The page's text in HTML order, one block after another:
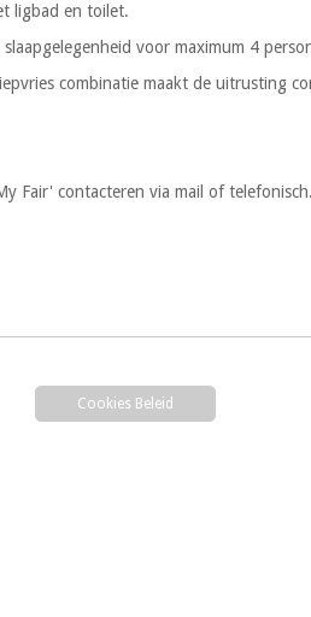
ligbad en toilet.
voor maximum 4
combinatie maakt de uitrusting
Fair' contacteren via mail of telefonisch.
Cookies Beleid